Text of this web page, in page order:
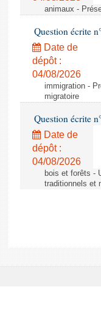
animaux -
Question écrite
Date de
dépôt :
04/08/2026
immigration -
migratoire
Question écrite
Date de
dépôt :
04/08/2026
bois et forêts -
traditionnels et